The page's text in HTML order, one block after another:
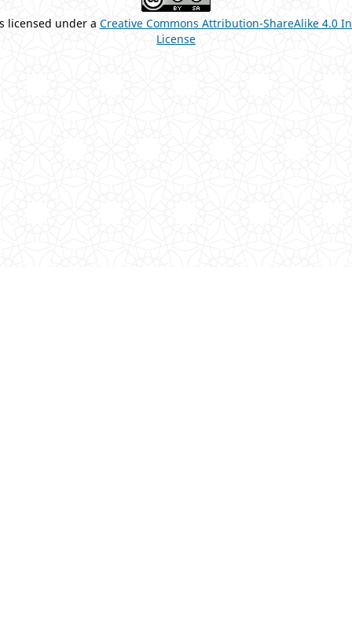
licensed under a Creative Commons Attribution-ShareAlike 4.0
License